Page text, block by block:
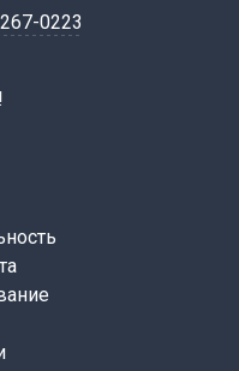
0223